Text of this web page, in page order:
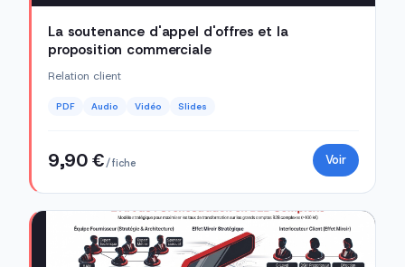
La soutenance d'appel d'offres et la
proposition commerciale
Relation client
PDF Audio Vidéo Slides
9,90 €/ fiche Voir